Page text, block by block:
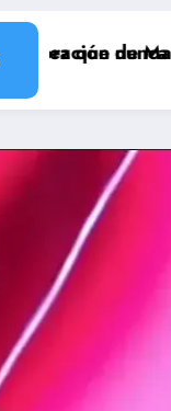
Castro
llegó a